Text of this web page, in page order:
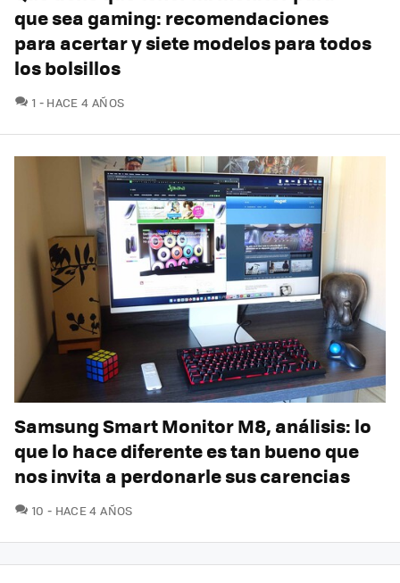
que sea gaming: recomendaciones
para acertar y siete modelos para todos
los bolsillos
1 COMENTARIOS
HACE 4 AÑOS
Samsung Smart Monitor M8, análisis: lo
que lo hace diferente es tan bueno que
nos invita a perdonarle sus carencias
10 COMENTARIOS
HACE 4 AÑOS